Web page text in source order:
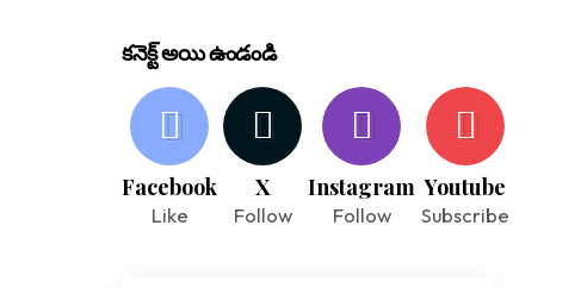
కనెక్ట్ అయి ఉండండి
Facebook
Like
X
Follow
Instagram
Follow
Youtube
Subscribe